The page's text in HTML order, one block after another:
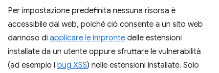
Per impostazione predefinita nessuna risorsa è
accessibile dal web, poiché ciò consente a un sito web
dannoso di applicare le impronte delle estensioni
installate da un utente oppure sfruttare le vulnerabilità
(ad esempio i bug XSS) nelle estensioni installate. Solo